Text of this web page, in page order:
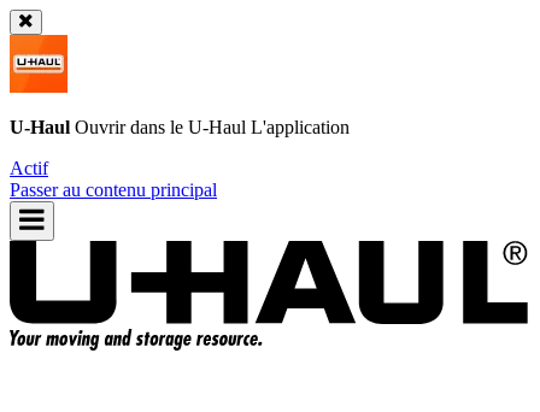
U-Haul Ouvrir dans le U-Haul L'application
Actif
Passer au contenu principal